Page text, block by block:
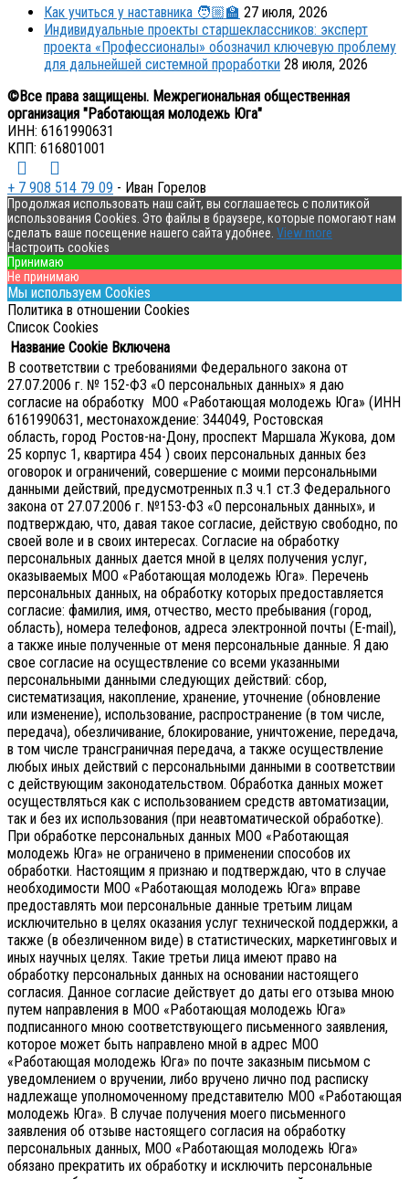
Как учиться у наставника 🧑🏼‍🏫 27 июля, 2026
Индивидуальные проекты старшеклассников: эксперт
проекта «Профессионалы» обозначил ключевую проблему
для дальнейшей системной проработки 28 июля, 2026
©Все права защищены. Межрегиональная общественная
организация "Работающая молодежь Юга"
ИНН: 6161990631
КПП: 616801001
+ 7 908 514 79 09 - Иван Горелов
Продолжая использовать наш сайт, вы соглашаетесь с политикой
использования Cookies. Это файлы в браузере, которые помогают нам
сделать ваше посещение нашего сайта удобнее. View more
Настроить cookies
Принимаю
Не принимаю
Мы используем Cookies
Политика в отношении Cookies
Список Cookies
Название Cookie Включена
В соответствии с требованиями Федерального закона от
27.07.2006 г. № 152-ФЗ «О персональных данных» я даю
согласие на обработку МОО «Работающая молодежь Юга» (ИНН
6161990631, местонахождение: 344049, Ростовская
область, город Ростов-на-Дону, проспект Маршала Жукова, дом
25 корпус 1, квартира 454 ) своих персональных данных без
оговорок и ограничений, совершение с моими персональными
данными действий, предусмотренных п.3 ч.1 ст.3 Федерального
закона от 27.07.2006 г. №153-ФЗ «О персональных данных», и
подтверждаю, что, давая такое согласие, действую свободно, по
своей воле и в своих интересах. Согласие на обработку
персональных данных дается мной в целях получения услуг,
оказываемых МОО «Работающая молодежь Юга». Перечень
персональных данных, на обработку которых предоставляется
согласие: фамилия, имя, отчество, место пребывания (город,
область), номера телефонов, адреса электронной почты (E-mail),
а также иные полученные от меня персональные данные. Я даю
свое согласие на осуществление со всеми указанными
персональными данными следующих действий: сбор,
систематизация, накопление, хранение, уточнение (обновление
или изменение), использование, распространение (в том числе,
передача), обезличивание, блокирование, уничтожение, передача,
в том числе трансграничная передача, а также осуществление
любых иных действий с персональными данными в соответствии
с действующим законодательством. Обработка данных может
осуществляться как с использованием средств автоматизации,
так и без их использования (при неавтоматической обработке).
При обработке персональных данных МОО «Работающая
молодежь Юга» не ограничено в применении способов их
обработки. Настоящим я признаю и подтверждаю, что в случае
необходимости МОО «Работающая молодежь Юга» вправе
предоставлять мои персональные данные третьим лицам
исключительно в целях оказания услуг технической поддержки, а
также (в обезличенном виде) в статистических, маркетинговых и
иных научных целях. Такие третьи лица имеют право на
обработку персональных данных на основании настоящего
согласия. Данное согласие действует до даты его отзыва мною
путем направления в МОО «Работающая молодежь Юга»
подписанного мною соответствующего письменного заявления,
которое может быть направлено мной в адрес МОО
«Работающая молодежь Юга» по почте заказным письмом с
уведомлением о вручении, либо вручено лично под расписку
надлежаще уполномоченному представителю МОО «Работающая
молодежь Юга». В случае получения моего письменного
заявления об отзыве настоящего согласия на обработку
персональных данных, МОО «Работающая молодежь Юга»
обязано прекратить их обработку и исключить персональные